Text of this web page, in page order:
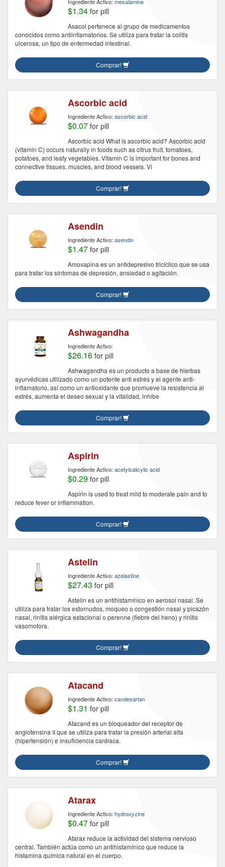
$1.34 for pill
Asacol pertenece al grupo de medicamentos
conocidos como antiinflamatorios. Se utiliza para tratar la colitis
ulcerosa, un tipo de enfermedad intestinal.
Comprar!
Ascorbic acid
Ingrediente Activo: ascorbic acid
$0.07 for pill
Ascorbic acid What is ascorbic acid? Ascorbic acid
(vitamin C) occurs naturally in foods such as citrus fruit, tomatoes,
potatoes, and leafy vegetables. Vitamin C is important for bones and
connective tissues, muscles, and blood vessels. Vi
Comprar!
Asendin
Ingrediente Activo: asendin
$1.47 for pill
Amoxapina es un antidepresivo tricíclico que se usa
para tratar los síntomas de depresión, ansiedad o agitación.
Comprar!
Ashwagandha
Ingrediente Activo:
$26.16 for pill
Ashwagandha es un producto a base de hierbas
ayurvédicas utilizado como un potente anti estrés y el agente anti-
inflamatorio, así como un antioxidante que promueve la resistencia al
estrés, aumenta el deseo sexual y la vitalidad, inhibe
Comprar!
Aspirin
Ingrediente Activo: acetylsalicylic acid
$0.29 for pill
Aspirin is used to treat mild to moderate pain and to
reduce fever or inflammation.
Comprar!
Astelin
Ingrediente Activo: azelastine
$27.43 for pill
Astelin es un antihistamínico en aerosol nasal. Se
utiliza para tratar los estornudos, moqueo o congestión nasal y picazón
nasal, rinitis alérgica estacional o perenne (fiebre del heno) y rinitis
vasomotora.
Comprar!
Atacand
Ingrediente Activo: candesartan
$1.31 for pill
Atacand es un bloqueador del receptor de
angiotensina II que se utiliza para tratar la presión arterial alta
(hipertensión) e insuficiencia cardiaca.
Comprar!
Atarax
Ingrediente Activo: hydroxyzine
$0.47 for pill
Atarax reduce la actividad del sistema nervioso
central. También actúa como un antihistamínico que reduce la
histamina química natural en el cuerpo.